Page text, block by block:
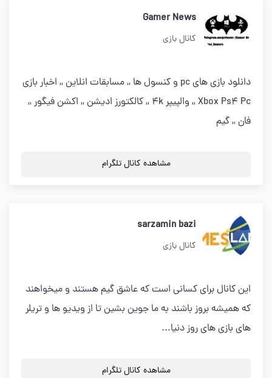
Gamer News
کانال بازی
دانلود بازی های pc و کنسول ها ,, مسابقات انلاین ,, اخبار بازی
Xbox Ps4 Pc ,, والپیپر 4k ,, کالکتورز ادیشن ,, اکشن فیگور ,,
فان ,, گیم
مشاهده کانال تلگرام
sarzamin bazi
کانال بازی
این کانال برای کسانی است که عاشق گیم هستند و میخواهند
که همیشه بروز باشند به ما جوین بشین تا از ویدیو ها و تریلر
های بازی های روز دنیا...
مشاهده کانال تلگرام